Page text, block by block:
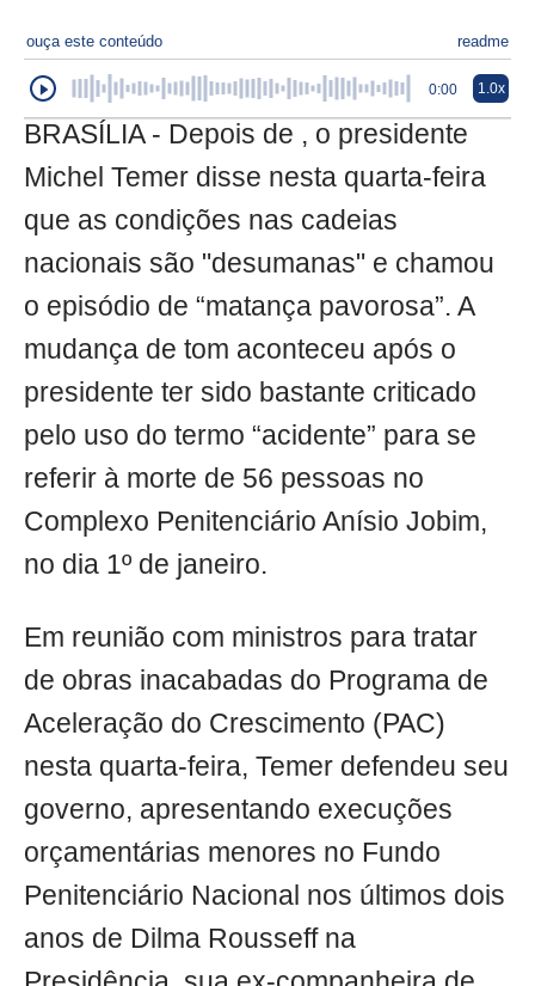
ouça este conteúdo readme
0:00 1.0x
BRASÍLIA - Depois de , o presidente
Michel Temer disse nesta quarta-feira
que as condições nas cadeias
nacionais são "desumanas" e chamou
o episódio de “matança pavorosa”. A
mudança de tom aconteceu após o
presidente ter sido bastante criticado
pelo uso do termo “acidente” para se
referir à morte de 56 pessoas no
Complexo Penitenciário Anísio Jobim,
no dia 1º de janeiro.
Em reunião com ministros para tratar
de obras inacabadas do Programa de
Aceleração do Crescimento (PAC)
nesta quarta-feira, Temer defendeu seu
governo, apresentando execuções
orçamentárias menores no Fundo
Penitenciário Nacional nos últimos dois
anos de Dilma Rousseff na